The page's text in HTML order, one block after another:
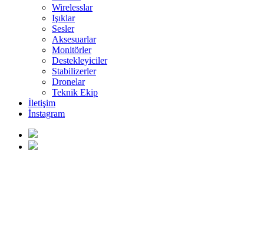
Wirelesslar
Işıklar
Sesler
Aksesuarlar
Monitörler
Destekleyiciler
Stabilizerler
Dronelar
Teknik Ekip
İletişim
İnstagram